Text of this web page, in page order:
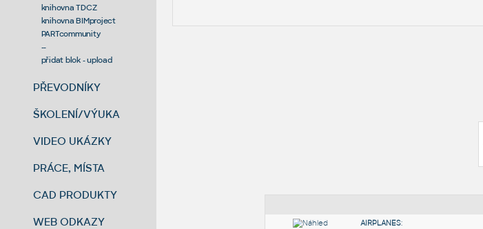
knihovna TDCZ
knihovna BIMproject
PARTcommunity
--
přidat blok - upload
PŘEVODNÍKY
ŠKOLENÍ/VÝUKA
VIDEO UKÁZKY
PRÁCE, MÍSTA
CAD PRODUKTY
WEB ODKAZY